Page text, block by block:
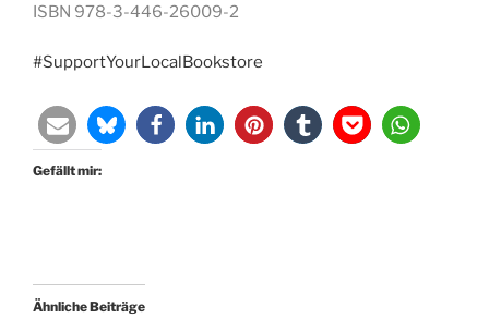
ISBN 978-3-446-26009-2
#SupportYourLocalBookstore
Gefällt mir:
Ähnliche Beiträge